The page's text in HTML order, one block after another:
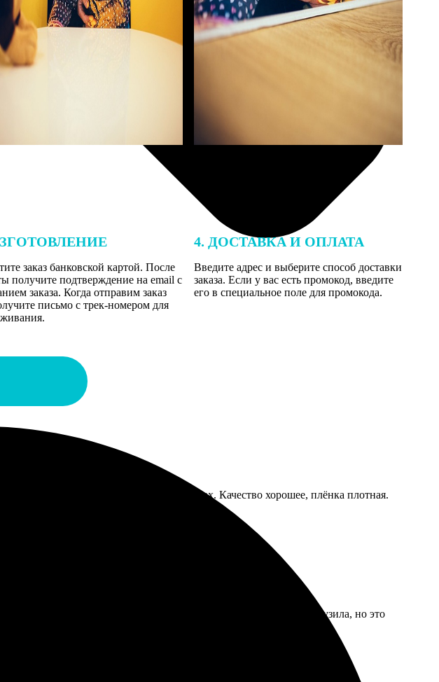
заказ банковской картой. После
получите подтверждение на email с
заказа. Когда отправим заказ
письмо с трек-номером для
4. ДОСТАВКА И ОПЛАТА
Введите адрес и выберите способ доставки
заказа. Если у вас есть промокод, введите
его в специальное поле для промокода.
вещь, приятно держать в руках. Качество хорошее, плёнка плотная.
выглядели. Правда, пару снимков смазанных я сама загрузила, но это